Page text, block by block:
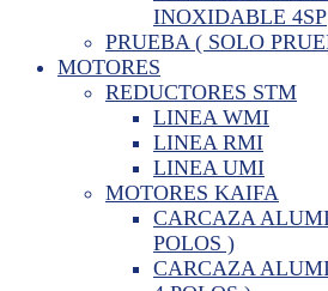
INOXIDABLE 4SP
PRUEBA ( SOLO
MOTORES
REDUCTORES STM
LINEA WMI
LINEA RMI
LINEA UMI
MOTORES KAIFA
CARCAZA
POLOS )
CARCAZA